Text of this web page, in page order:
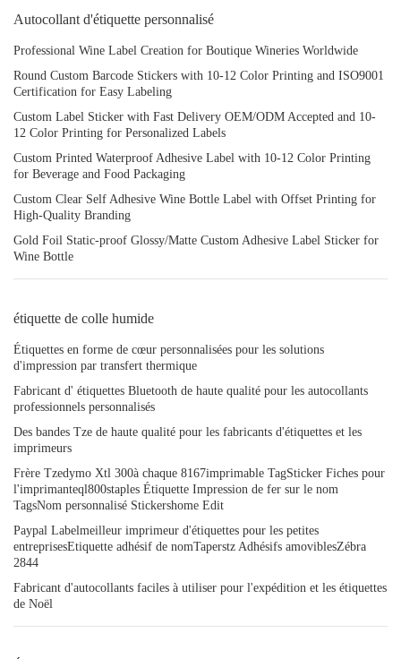
Autocollant d'étiquette personnalisé
Professional Wine Label Creation for Boutique Wineries Worldwide
Round Custom Barcode Stickers with 10-12 Color Printing and ISO9001
Certification for Easy Labeling
Custom Label Sticker with Fast Delivery OEM/ODM Accepted and 10-
12 Color Printing for Personalized Labels
Custom Printed Waterproof Adhesive Label with 10-12 Color Printing
for Beverage and Food Packaging
Custom Clear Self Adhesive Wine Bottle Label with Offset Printing for
High-Quality Branding
Gold Foil Static-proof Glossy/Matte Custom Adhesive Label Sticker for
Wine Bottle
étiquette de colle humide
Étiquettes en forme de cœur personnalisées pour les solutions
d'impression par transfert thermique
Fabricant d' étiquettes Bluetooth de haute qualité pour les autocollants
professionnels personnalisés
Des bandes Tze de haute qualité pour les fabricants d'étiquettes et les
imprimeurs
Frère Tzedymo Xtl 300à chaque 8167imprimable TagSticker Fiches pour
l'imprimanteql800staples Étiquette Impression de fer sur le nom
TagsNom personnalisé Stickershome Edit
Paypal Labelmeilleur imprimeur d'étiquettes pour les petites
entreprisesEtiquette adhésif de nomTaperstz Adhésifs amoviblesZébra
2844
Fabricant d'autocollants faciles à utiliser pour l'expédition et les étiquettes
de Noël